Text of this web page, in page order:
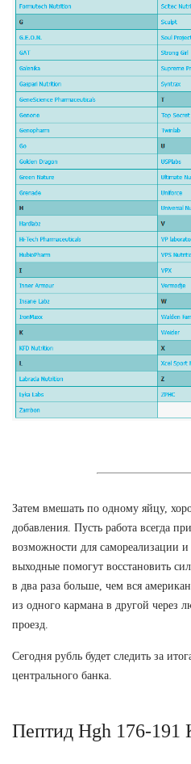
Затем вмешать по одному яйцу,
добавления. Пусть работа всегда
возможности для самореализации
выходные помогут восстановить
в два раза больше, чем вся
из одного кармана в другой через
проезд.
Сегодня рубль будет следить за
центрального банка.
Пептид Hgh 176-191